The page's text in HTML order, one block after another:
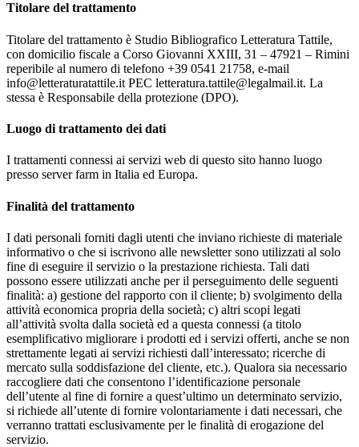
Titolare del trattamento
Titolare del trattamento è Studio Bibliografico Letteratura Tattile,
con domicilio fiscale a Corso Giovanni XXIII, 31 – 47921 – Rimini
reperibile al numero di telefono +39 0541 21758, e-mail
info@letteraturatattile.it PEC letteratura.tattile@legalmail.it. La
stessa è Responsabile della protezione (DPO).
Luogo di trattamento dei dati
I trattamenti connessi ai servizi web di questo sito hanno luogo
presso server farm in Italia ed Europa.
Finalità del trattamento
I dati personali forniti dagli utenti che inviano richieste di materiale
informativo o che si iscrivono alle newsletter sono utilizzati al solo
fine di eseguire il servizio o la prestazione richiesta. Tali dati
possono essere utilizzati anche per il perseguimento delle seguenti
finalità: a) gestione del rapporto con il cliente; b) svolgimento della
attività economica propria della società; c) altri scopi legati
all’attività svolta dalla società ed a questa connessi (a titolo
esemplificativo migliorare i prodotti ed i servizi offerti, anche se non
strettamente legati ai servizi richiesti dall’interessato; ricerche di
mercato sulla soddisfazione del cliente, etc.). Qualora sia necessario
raccogliere dati che consentono l’identificazione personale
dell’utente al fine di fornire a quest’ultimo un determinato servizio,
si richiede all’utente di fornire volontariamente i dati necessari, che
verranno trattati esclusivamente per le finalità di erogazione del
servizio.